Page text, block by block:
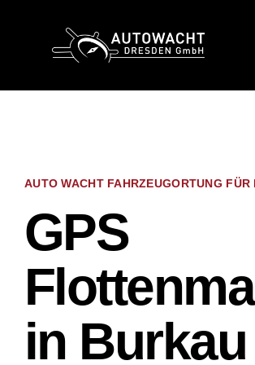
AUTO WACHT FAHRZEUGORTUNG FÜR
GPS
in Burkau